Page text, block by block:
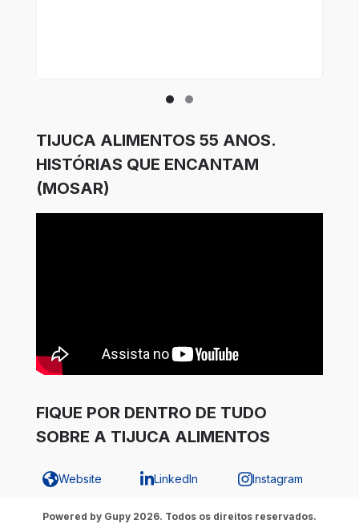
TIJUCA ALIMENTOS 55 ANOS.
HISTÓRIAS QUE ENCANTAM
(MOSAR)
FIQUE POR DENTRO DE TUDO
SOBRE A TIJUCA ALIMENTOS
Website LinkedIn Instagram
Powered by Gupy 2026. Todos os direitos reservados.